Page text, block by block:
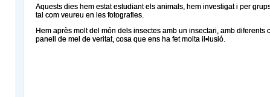
Aquests dies hem estat estudiant els animals, hem investigat i per
tal com veureu en les fotografies.
Hem après molt del món dels insectes amb un insectari, amb diferents
panell de mel de veritat, cosa que ens ha fet molta il•lusió.